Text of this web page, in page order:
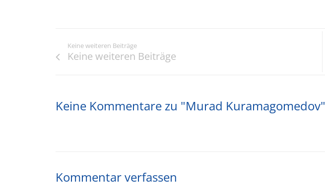
Keine weiteren Beiträge
Keine weiteren Beiträge
Keine Kommentare zu "Murad Kuramagomedov"
Kommentar verfassen